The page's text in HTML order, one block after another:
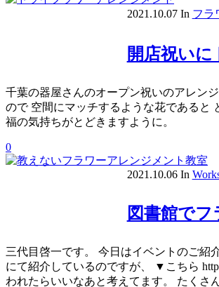
2021.10.07 In フラ
開店祝い
千葉の器屋さんのオープン祝いのアレン
ので 空間にマッチするような花であると
福の気持ちがとどきますように。
0
2021.10.06 In
図書館で
三代目啓一です。 今日はイベントのご紹
にて紹介しているのですが、 ▼こちら
われたらいいなあと考えてます。 たくさ